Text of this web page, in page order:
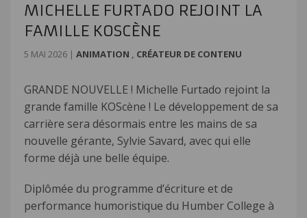
MICHELLE FURTADO REJOINT LA
FAMILLE KOSCÈNE
5 MAI 2026 | ANIMATION , CRÉATEUR DE CONTENU
GRANDE NOUVELLE ! Michelle Furtado rejoint la
grande famille KOScène ! Le développement de sa
carrière sera désormais entre les mains de sa
nouvelle gérante, Sylvie Savard, avec qui elle
forme déjà une belle équipe.
Diplômée du programme d’écriture et de
performance humoristique du Humber College à